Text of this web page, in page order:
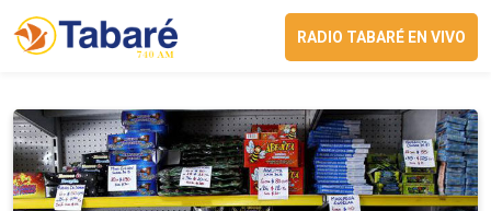
RADIO TABARÉ EN VIVO